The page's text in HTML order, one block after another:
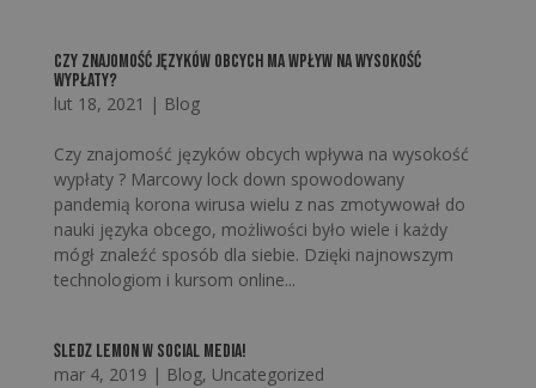
Czy znajomość języków obcych ma wpływ na wysokość
wypłaty?
lut 18, 2021 | Blog
Czy znajomość języków obcych wpływa na wysokość
wypłaty ? Marcowy lock down spowodowany
pandemią korona wirusa wielu z nas zmotywował do
nauki języka obcego, możliwości było wiele i każdy
mógł znaleźć sposób dla siebie. Dzięki najnowszym
technologiom i kursom online...
Śledź LEMON w social media!
mar 4, 2019 | Blog, Uncategorized